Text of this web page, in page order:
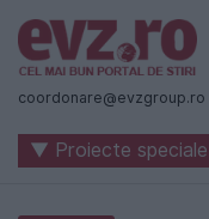
Știri
naționale
internaționale
coordonare@evzgroup.ro
▼ Proiecte speciale